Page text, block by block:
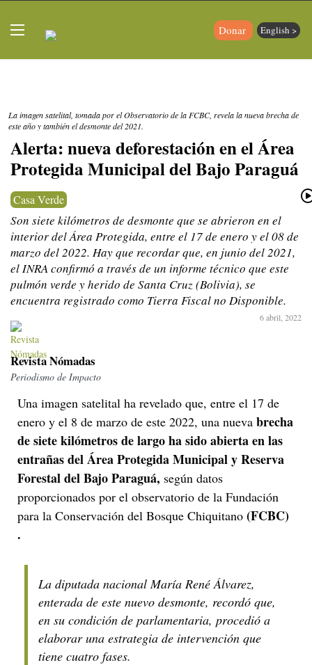
Donar English >
La imagen satelital, tomada por el Observatorio de la FCBC, revela la nueva brecha de
este año y también el desmonte del 2021.
Alerta: nueva deforestación en el Área
Protegida Municipal del Bajo Paraguá
Casa Verde
Son siete kilómetros de desmonte que se abrieron en el
interior del Área Protegida, entre el 17 de enero y el 08 de
marzo del 2022. Hay que recordar que, en junio del 2021,
el INRA confirmó a través de un informe técnico que este
pulmón verde y herido de Santa Cruz (Bolivia), se
encuentra registrado como Tierra Fiscal no Disponible.
6 abril, 2022
Revista Nómadas
Periodismo de Impacto
Una imagen satelital ha revelado que, entre el 17 de
enero y el 8 de marzo de este 2022, una nueva brecha
de siete kilómetros de largo ha sido abierta en las
entrañas del Área Protegida Municipal y Reserva
Forestal del Bajo Paraguá, según datos
proporcionados por el observatorio de la Fundación
para la Conservación del Bosque Chiquitano (FCBC)
.
La diputada nacional María René Álvarez,
enterada de este nuevo desmonte, recordó que,
en su condición de parlamentaria, procedió a
elaborar una estrategia de intervención que
tiene cuatro fases.